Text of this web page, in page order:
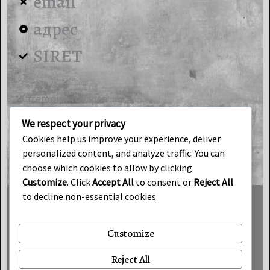
адрес
SIRET
Категории товаров
Гипсовая продукция
ART-Loft
Индустриальный свет
Условия продаж
Cookies
We respect your privacy
Cookies help us improve your experience, deliver
personalized content, and analyze traffic. You can
choose which cookies to allow by clicking
Customize. ClickAccept All to consent or Reject All
to decline non-essential cookies.
Customize
Reject All